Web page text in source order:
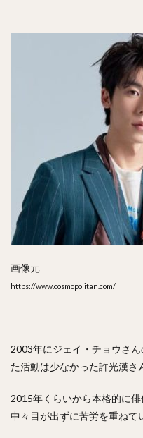
画像元
https://www.cosmopolitan.com/
2003年にジェイ・チョウさ
た活動は少なかった許光漢さ
2015年くらいから本格的に
中々目が出ずに苦労を重ねて